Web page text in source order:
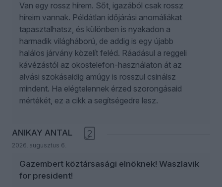
Van egy rossz hírem. Sőt, igazából csak rossz
híreim vannak. Példátlan időjárási anomáliákat
tapasztalhatsz, és különben is nyakadon a
harmadik világháború, de addig is egy újabb
halálos járvány közelít feléd. Ráadásul a reggeli
kávézástól az okostelefon-használaton át az
alvási szokásaidig amúgy is rosszul csinálsz
mindent. Ha elégtelennek érzed szorongásaid
mértékét, ez a cikk a segítségedre lesz.
ANIKAY ANTAL
2026. augusztus 6.
2
Gazembert köztársasági elnöknek! Waszlavik
for president!